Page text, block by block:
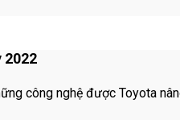
2022
công nghệ được Toyota